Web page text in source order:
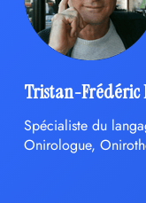
Tristan-Frédéric
Spécialiste du
Onirologue,